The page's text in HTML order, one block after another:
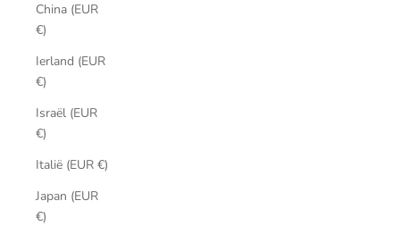
China (EUR
€)
Ierland (EUR
€)
Israël (EUR
€)
Italië (EUR €)
Japan (EUR
€)